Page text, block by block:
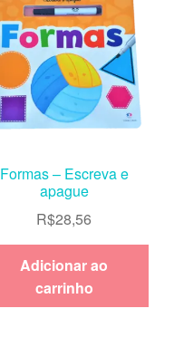
Formas – Escreva e
apague
R$28,56
Adicionar ao
carrinho